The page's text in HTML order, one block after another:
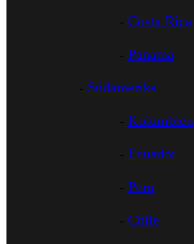
Costa Rica
Panama
Südamerika
Kolumbien
Ecuador
Peru
Chile